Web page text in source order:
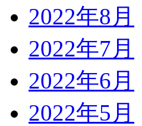
2022年8月
2022年7月
2022年6月
2022年5月